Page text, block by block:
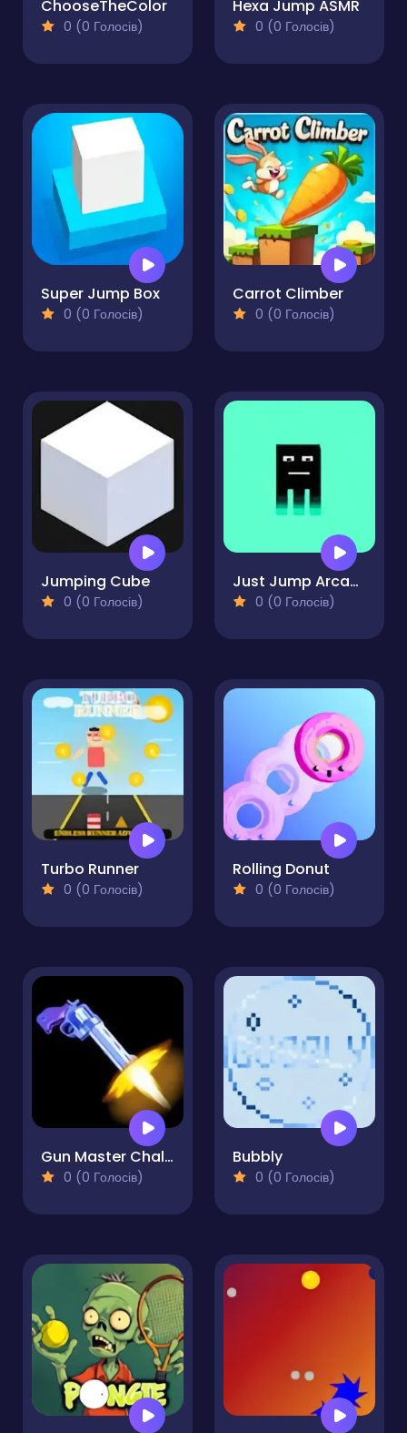
ChooseTheColor
0 (0 Голосів)
Hexa Jump ASMR
0 (0 Голосів)
Super Jump Box
0 (0 Голосів)
Carrot Climber
0 (0 Голосів)
Jumping Cube
0 (0 Голосів)
Just Jump Arcade
0 (0 Голосів)
Turbo Runner
0 (0 Голосів)
Rolling Donut
0 (0 Голосів)
Gun Master Challenge
0 (0 Голосів)
Bubbly
0 (0 Голосів)